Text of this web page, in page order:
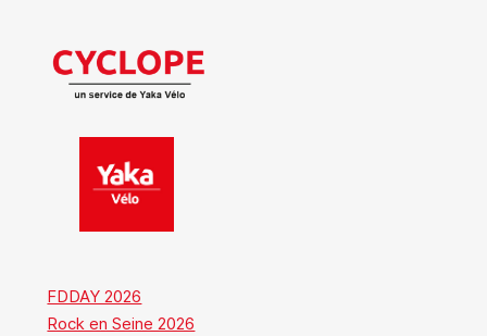
FDDAY 2026
Rock en Seine 2026